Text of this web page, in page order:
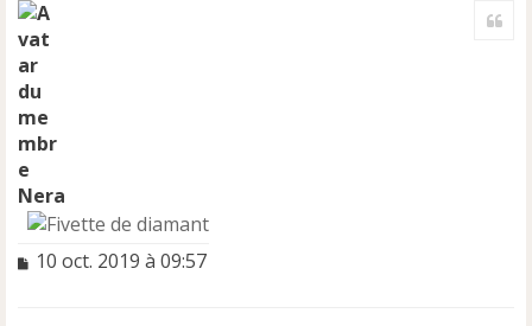
Nera
M
10 oct. 2019 à 09:57